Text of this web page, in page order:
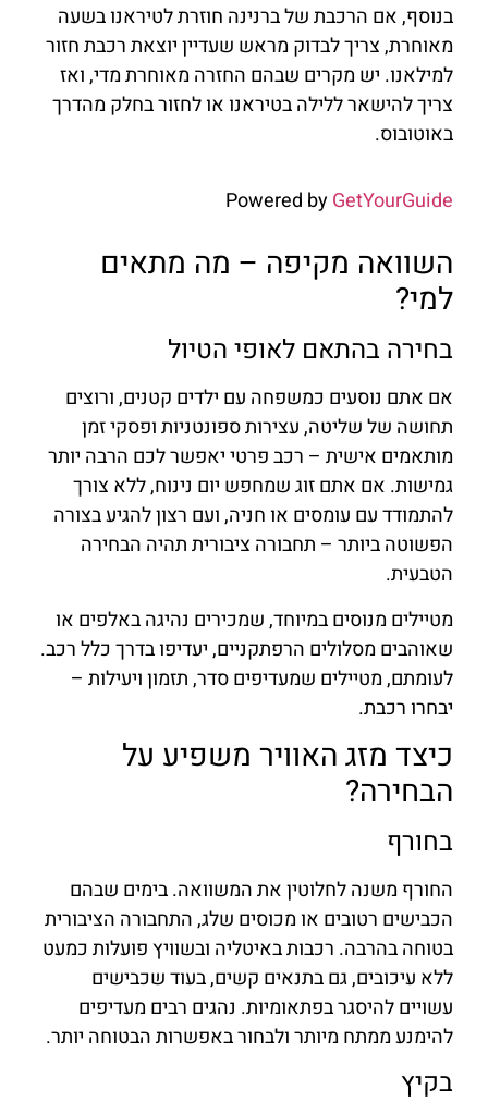
בנוסף, אם הרכבת של ברנינה חוזרת לטיראנו בשעה
מאוחרת, צריך לבדוק מראש שעדיין יוצאת רכבת חזור
למילאנו. יש מקרים שבהם החזרה מאוחרת מדי, ואז
צריך להישאר ללילה בטיראנו או לחזור בחלק מהדרך
באוטובוס.
Powered byGetYourGuide
השוואה מקיפה – מה מתאים
למי?
בחירה בהתאם לאופי הטיול
אם אתם נוסעים כמשפחה עם ילדים קטנים, ורוצים
תחושה של שליטה, עצירות ספונטניות ופסקי זמן
מותאמים אישית – רכב פרטי יאפשר לכם הרבה יותר
גמישות. אם אתם זוג שמחפש יום נינוח, ללא צורך
להתמודד עם עומסים או חניה, ועם רצון להגיע בצורה
הפשוטה ביותר – תחבורה ציבורית תהיה הבחירה
הטבעית.
מטיילים מנוסים במיוחד, שמכירים נהיגה באלפים או
שאוהבים מסלולים הרפתקניים, יעדיפו בדרך כלל רכב.
לעומתם, מטיילים שמעדיפים סדר, תזמון ויעילות –
יבחרו רכבת.
כיצד מזג האוויר משפיע על
הבחירה?
בחורף
החורף משנה לחלוטין את המשוואה. בימים שבהם
הכבישים רטובים או מכוסים שלג, התחבורה הציבורית
בטוחה בהרבה. רכבות באיטליה ובשוויץ פועלות כמעט
ללא עיכובים, גם בתנאים קשים, בעוד שכבישים
עשויים להיסגר בפתאומיות. נהגים רבים מעדיפים
להימנע ממתח מיותר ולבחור באפשרות הבטוחה יותר.
בקיץ